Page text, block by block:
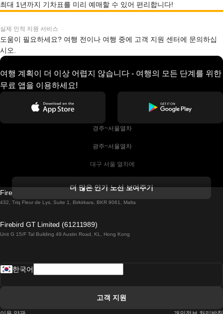
최대 1년까지 기차표를 미리 예매할 수 있어 편리합니다!
실제 인적 지원 서비스
도움이 필요하세요? 여행 전이나 여행 중에 고객 지원 센터에 문의하십
시오.
여행 계획이 더 이상 어렵지 않습니다 - 여행의 모든 단계를 위한
무료 앱을 이용하세요!
경주~서울열차
광주~서울열차
대구 서울 열차에
더블린에서 골웨이 열차
로마에서 나폴리 열차
더 많은 인기 노선 보여주기
Firebird GT Limited (OC 1451)
432, Triq Fleur de Lys, Suite 1, Birkirkara, BKR 9061, Malta
Firebird GT Limited (61211989)
Unit G 15/F Tal Building 49 Austin Road, KL, Hong Kong
한국어
고객 지원